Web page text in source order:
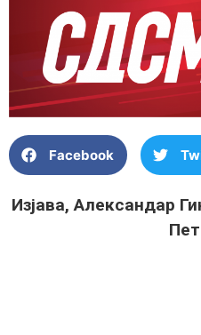
Facebook
Изјава, Александар